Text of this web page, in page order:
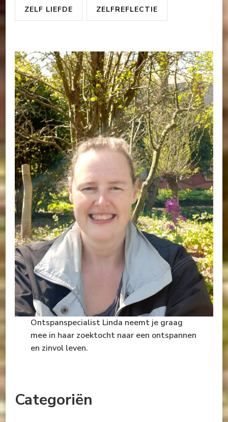
ZELF LIEFDE ZELFREFLECTIE
Ontspanspecialist Linda neemt je graag
mee in haar zoektocht naar een ontspannen
en zinvol leven.
Categoriën